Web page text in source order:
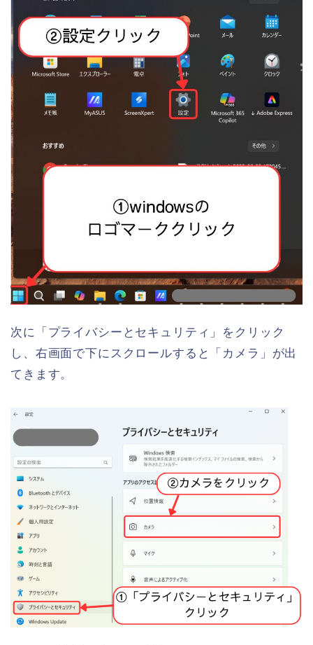
次に「プライバシーとセキュリティ」をクリック
し、右画面で下にスクロールすると「カメラ」が出
てきます。